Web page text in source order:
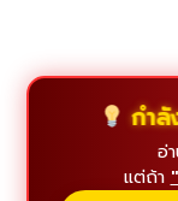
กำลั
อ่
แต่ถ้า